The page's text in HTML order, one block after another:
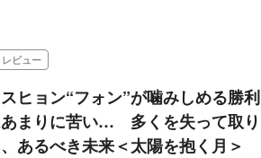
レビュー
ヒョン“フォン”が噛みしめる勝利
まりに苦い… 多くを失って取り
あるべき未来＜太陽を抱く月＞